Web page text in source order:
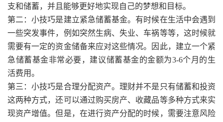
支和储蓄，并且能够更好地实现自己的梦想和目标。
第二：小技巧是建立紧急储蓄基金。有时候在生活中会遇到
一些突发事件，例如突然生病、失业、车祸等等，这时候就
需要有一定的资金储备来应对这些情况。因此，建立一个紧
急储蓄基金非常必要，建议储蓄基金的金额为3-6个月的生
活费用。
第三：小技巧是合理分配资产。理财并不是只有储蓄和投资
这两种方式，还可以通过购买房产、收藏品等多种方式来实
现资产增值。但是，在进行资产分配的时候，需要注意风险